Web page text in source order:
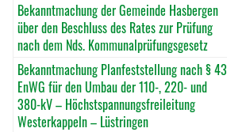
Bekanntmachung der Gemeinde Hasbergen
über den Beschluss des Rates zur Prüfung
nach dem Nds. Kommunalprüfungsgesetz
Bekanntmachung Planfeststellung nach § 43
EnWG für den Umbau der 110-, 220- und
380-kV – Höchstspannungsfreileitung
Westerkappeln – Lüstringen